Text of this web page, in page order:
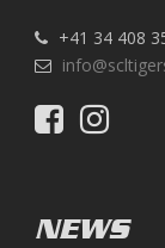
+41 34 408
NEWS